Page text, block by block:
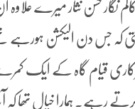
نگار حسن نثار میرے
کہ جس دن الیکشن ہورہے
قیام گاہ کے ایک
رہے۔ ہمارا خیال تھا